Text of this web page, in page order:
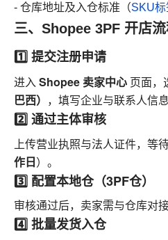
- 仓库地址及入仓标准（SKU标
三、Shopee 3PF 开店
1️⃣ 提交注册申请
进入 Shopee 卖家中心 页面，
巴西）
，填写企业与联系人信息
2️⃣ 通过主体审核
上传营业执照与法人证件，等
作日）。
3️⃣ 配置本地仓（3PF仓）
审核通过后，卖家需与仓库对
4️⃣ 批量发货入仓